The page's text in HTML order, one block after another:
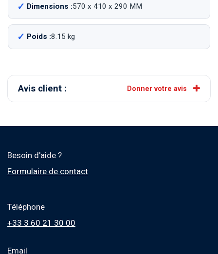
Dimensions :570 x 410 x 290 MM
Poids :8.15 kg
Avis client : Donner votre avis
Besoin d'aide ?
Formulaire de contact
Téléphone
+33 3 60 21 30 00
Email